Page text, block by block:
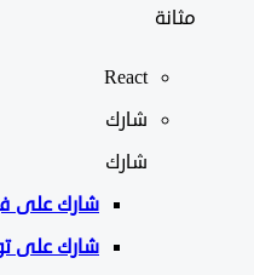
React
شارك
شارك على
شارك على تويتر